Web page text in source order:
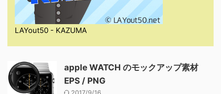
LAYout50 - KAZUMA
apple WATCH のモックアップ素材
EPS / PNG